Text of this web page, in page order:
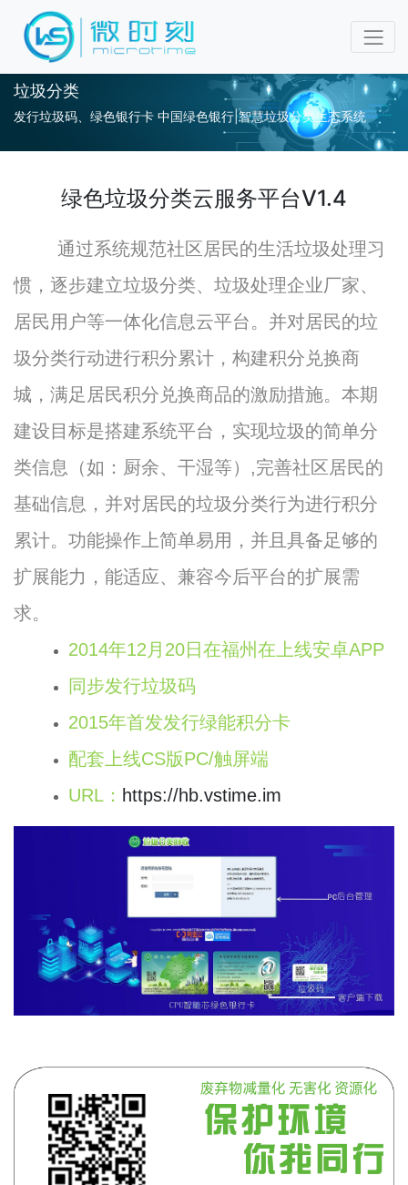
垃圾分类
发行垃圾码、绿色银行卡 中国绿色银行|智慧垃圾分类生态系统
绿色垃圾分类云服务平台V1.4
通过系统规范社区居民的生活垃圾处理习
惯，逐步建立垃圾分类、垃圾处理企业厂家、
居民用户等一体化信息云平台。并对居民的垃
圾分类行动进行积分累计，构建积分兑换商
城，满足居民积分兑换商品的激励措施。本期
建设目标是搭建系统平台，实现垃圾的简单分
类信息（如：厨余、干湿等）,完善社区居民的
基础信息，并对居民的垃圾分类行为进行积分
累计。功能操作上简单易用，并且具备足够的
扩展能力，能适应、兼容今后平台的扩展需
求。
2014年12月20日在福州在上线安卓APP
同步发行垃圾码
2015年首发发行绿能积分卡
配套上线CS版PC/触屏端
URL： https://hb.vstime.im